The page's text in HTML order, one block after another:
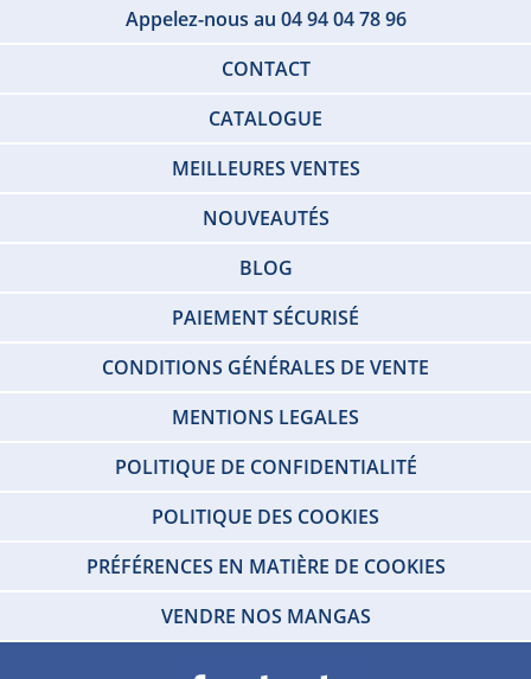
Appelez-nous au 04 94 04 78 96
CONTACT
CATALOGUE
MEILLEURES VENTES
NOUVEAUTÉS
BLOG
PAIEMENT SÉCURISÉ
CONDITIONS GÉNÉRALES DE VENTE
MENTIONS LEGALES
POLITIQUE DE CONFIDENTIALITÉ
POLITIQUE DES COOKIES
PRÉFÉRENCES EN MATIÈRE DE COOKIES
VENDRE NOS MANGAS